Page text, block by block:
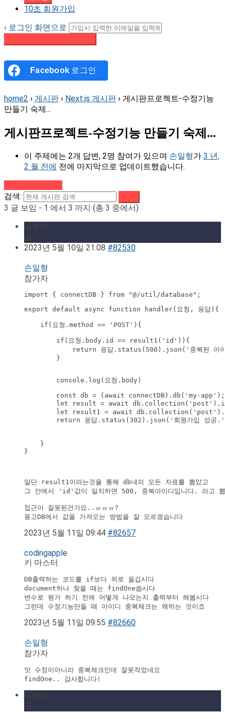
10초 회원가입
‹ 로그인 화면으로
Facebook 로그인
home2 › 게시판 › Next.js 게시판 › 게시판프로젝트-수정기능
만들기 숙제...
게시판프로젝트-수정기능 만들기 숙제...
이 주제에는 2개 답변, 2명 참여가 있으며 손일형가 3 년,
2 월 전에 전에 마지막으로 업데이트했습니다.
검색:
3 글 보임 - 1 에서 3 까지 (총 3 중에서)
2023년 5월 10일 21:08 #82530
손일형
참가자
import { connectDB } from "@/util/database";
export default async function handler(요청, 응답){
if(요청.method == 'POST'){
if(요청.body.id == result1('id')){
return 응답.status(500).json('중복된 아이
}
console.log(요청.body)
const db = (await connectDB).db('my-app');
let result = await
let result1 = await
return 응답.status(302).json('회원가입 성공
}
}
일단 result1이라는것을 통해 db내의 모든 자료를 뽑았고
그 안에서 'id'값이 일치하면 500, 중복아이디입니다. 라고
접근이 잘못된건가요..ㅠㅠㅠ?
몽고DB에서 값을 가져오는 방법을 잘 모르겠습니다
2023년 5월 11일 09:44 #82657
codingapple
키 마스터
DB출력하는 코드를 if보다 위로 옮깁시다
document하나 찾을 때는 findOne씁시다
변수로 뭔가 하기 전에 어떻게 나오는지 출력부터 해봅시다
그런데 수정기능만들 때 아이디 중복체크는 왜하는 것이죠
2023년 5월 11일 09:55 #82660
손일형
참가자
앗 수정이아니라 중복체크인데 잘못적었네요
findOne.. 감사합니다!